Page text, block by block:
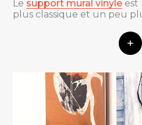
Le support mural vinyle est
plus classique et un peu